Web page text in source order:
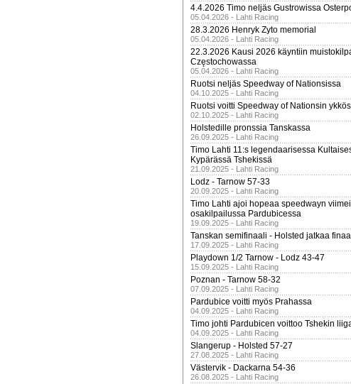
4.4.2026 Timo neljäs Gustrowissa
05.04.2026 - Lahti Racing
28.3.2026 Henryk Zyto memorial
05.04.2026 - Lahti Racing
22.3.2026 Kausi 2026 käyntiin
Częstochowassa
05.04.2026 - Lahti Racing
Ruotsi neljäs Speedway of Nationsissa
04.10.2025 - Lahti Racing
Ruotsi voitti Speedway of Nationsin
02.10.2025 - Lahti Racing
Holstedille pronssia Tanskassa
26.09.2025 - Lahti Racing
Timo Lahti 11:s legendaarisessa
Kypärässä Tshekissä
21.09.2025 - Lahti Racing
Lodz - Tarnow 57-33
20.09.2025 - Lahti Racing
Timo Lahti ajoi hopeaa speedwayn
osakilpailussa Pardubicessa
19.09.2025 - Lahti Racing
Tanskan semifinaali - Holsted jatkaa
17.09.2025 - Lahti Racing
Playdown 1/2 Tarnow - Lodz 43-47
15.09.2025 - Lahti Racing
Poznan - Tarnow 58-32
07.09.2025 - Lahti Racing
Pardubice voitti myös Prahassa
04.09.2025 - Lahti Racing
Timo johti Pardubicen voittoo Tshekin
04.09.2025 - Lahti Racing
Slangerup - Holsted 57-27
27.08.2025 - Lahti Racing
Västervik - Dackarna 54-36
26.08.2025 - Lahti Racing